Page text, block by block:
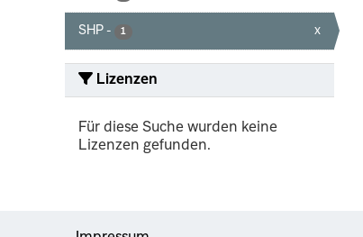
SHP - 1 x
Lizenzen
Für diese Suche wurden keine
Lizenzen gefunden.